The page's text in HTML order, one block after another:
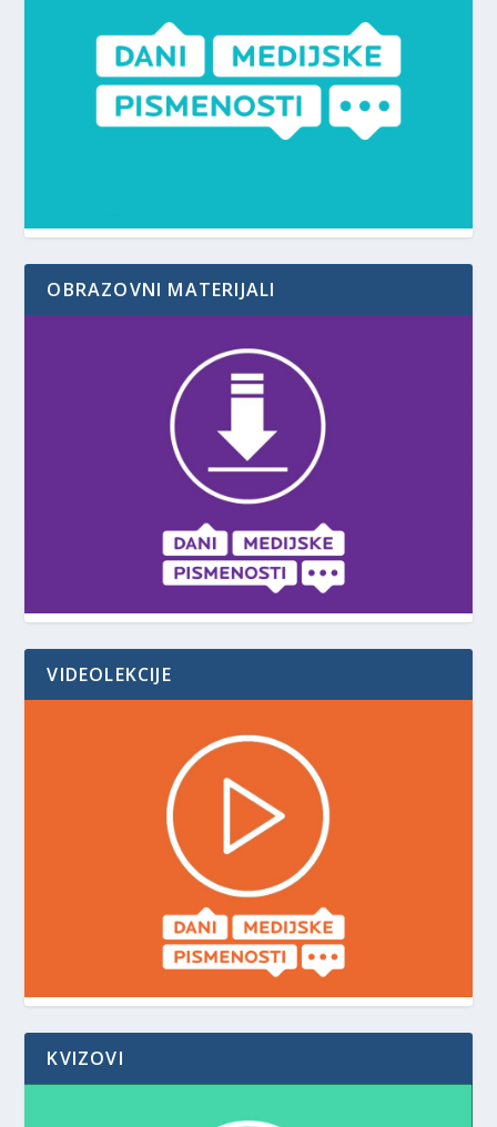
OBRAZOVNI MATERIJALI
VIDEOLEKCIJE
KVIZOVI